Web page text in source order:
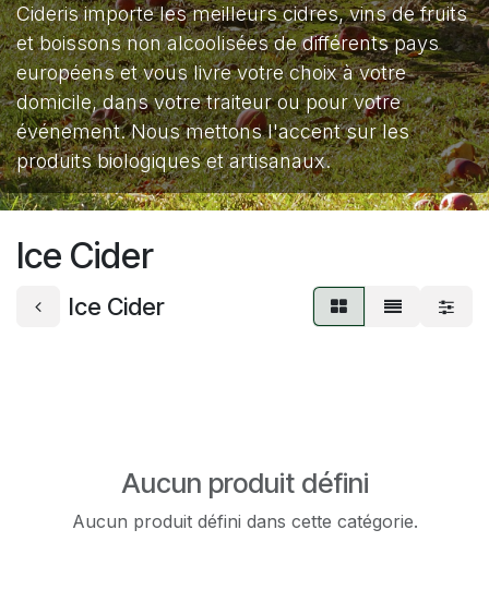
Cideris importe les meilleurs cidres, vins de fruits
et boissons non alcoolisées de différents pays
européens et vous livre votre choix à votre
domicile, dans votre traiteur ou pour votre
événement. Nous mettons l'accent sur les
produits biologiques et artisanaux.
Ice Cider
Ice Cider
Aucun produit défini
Aucun produit défini dans cette catégorie.